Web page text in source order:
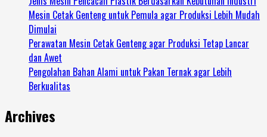
Mesin Cetak Genteng untuk Pemula agar Produksi Lebih Mudah
Dimulai
Perawatan Mesin Cetak Genteng agar Produksi Tetap Lancar
dan Awet
Pengolahan Bahan Alami untuk Pakan Ternak agar Lebih
Berkualitas
Archives